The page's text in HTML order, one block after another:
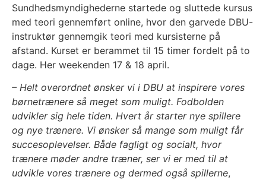
Sundhedsmyndighederne startede og sluttede kursus
med teori gennemført online, hvor den garvede DBU-
instruktør gennemgik teori med kursisterne på
afstand. Kurset er berammet til 15 timer fordelt på to
dage. Her weekenden 17 & 18 april.
– Helt overordnet ønsker vi i DBU at inspirere vores
børnetrænere så meget som muligt. Fodbolden
udvikler sig hele tiden. Hvert år starter nye spillere
og nye trænere. Vi ønsker så mange som muligt får
succesoplevelser. Både fagligt og socialt, hvor
trænere møder andre træner, ser vi er med til at
udvikle vores trænere og dermed også spillerne,